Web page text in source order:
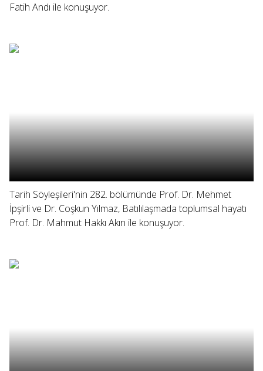
Fatih Andı ile konuşuyor.
Tarih Söyleşileri'nin 282. bölümünde Prof. Dr. Mehmet
İpşirli ve Dr. Coşkun Yılmaz, Batılılaşmada toplumsal hayatı
Prof. Dr. Mahmut Hakkı Akın ile konuşuyor.